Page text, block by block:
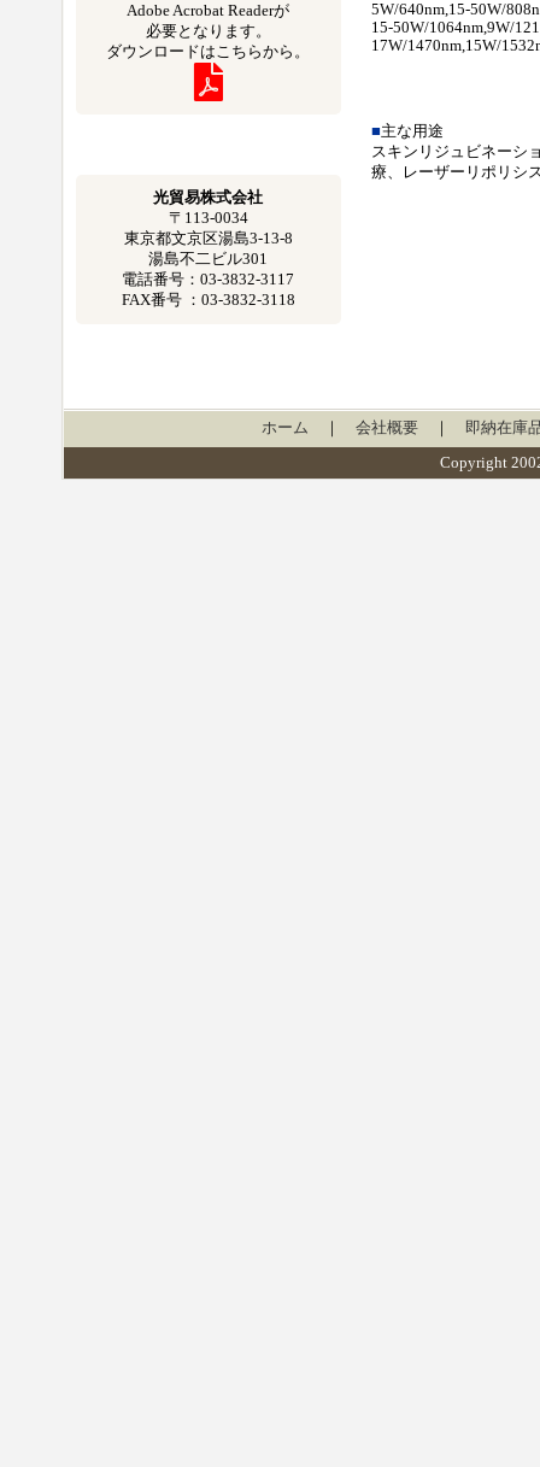
Adobe Acrobat Readerが
必要となります。
ダウンロードはこちらから。
光貿易株式会社
〒113-0034
東京都文京区湯島3-13-8
湯島不二ビル301
電話番号：03-3832-3117
FAX番号 ：03-3832-3118
5W/640nm,15-50W/
15-50W/1064nm,9W/
17W/1470nm,15W/
■主な用途
スキンリジュビネーシ
療、レーザーリポリシ
ホーム 会社概要 即納在庫
Copyright